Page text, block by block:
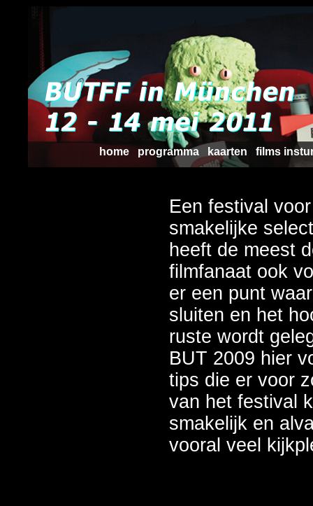
home programma kaarten films
Een festival
smakelijke
heeft de meest
filmfanaat ook
er een punt
sluiten en het
ruste wordt
BUT 2009 hier
tips die er voor
van het festival
smakelijk en
vooral veel